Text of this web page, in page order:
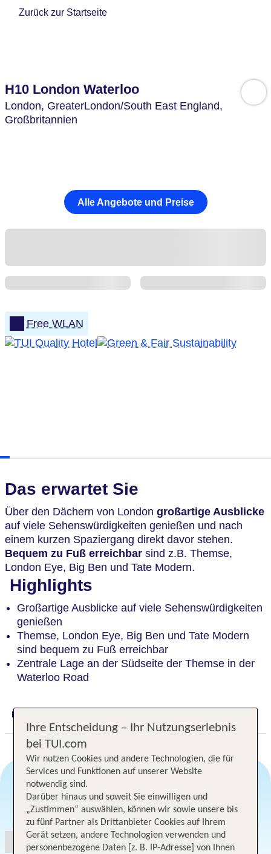
Zurück zur Startseite
H10 London Waterloo
London, GreaterLondon/South East England,
Großbritannien
Alle Angebote und Preise
Free WLAN
Das erwartet Sie
Über den Dächern von London großartige Ausblicke
auf viele Sehenswürdigkeiten genießen und nach
einem kurzen Spaziergang direkt davor stehen.
Bequem zu Fuß erreichbar sind z.B. Themse,
London Eye, Big Ben und Tate Modern.
Highlights
Großartige Ausblicke auf viele Sehenswürdigkeiten
genießen
Themse, London Eye, Big Ben und Tate Modern
sind bequem zu Fuß erreichbar
Zentrale Lage an der Südseite der Themse in der
Waterloo Road
Angebotsauswahl
Ihre Entscheidung – Ihr Nutzungserlebnis
bei TUI.com
Wir nutzen Cookies und andere Technologien, die für
Services und Funktionen auf unserer Website
notwendig sind.
Darüber hinaus und soweit Sie einwilligen und
„Zustimmen“ auswählen, können wir sowie unsere bis
zu fünf Partner als Drittanbieter Cookies auf Ihrem
Gerät setzen, andere Technologien verwenden und
personenbezogene Daten [z. B. IP-Adresse] von Ihnen